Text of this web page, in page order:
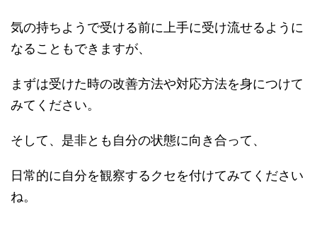
気の持ちようで受ける前に上手に受け流せるように
なることもできますが、
まずは受けた時の改善方法や対応方法を身につけて
みてください。
そして、是非とも自分の状態に向き合って、
日常的に自分を観察するクセを付けてみてください
ね。